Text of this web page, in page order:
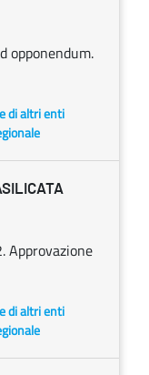
opponendum.
di altri enti
Approvazione
di altri enti